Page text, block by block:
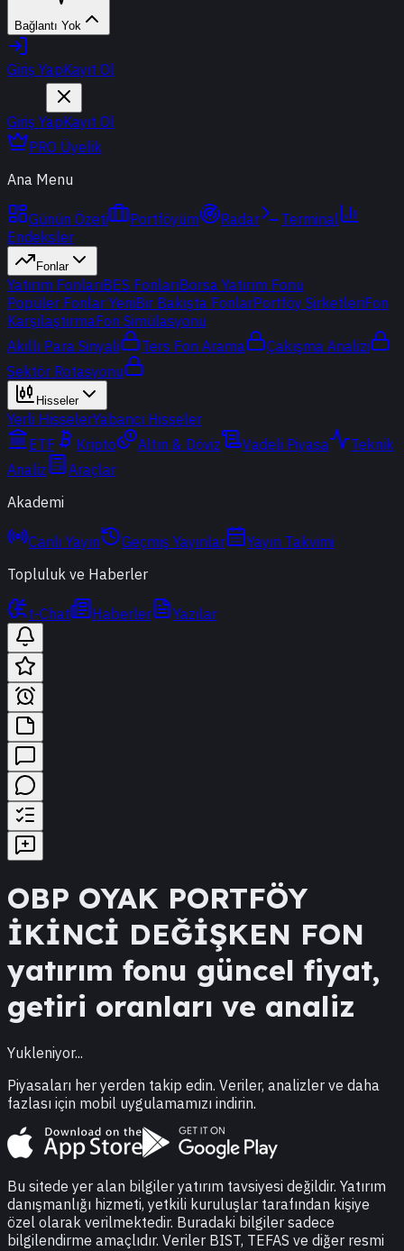
Bağlantı Yok
Giriş YapKayıt Ol
Giriş YapKayıt Ol
PRO Üyelik
Ana Menu
Günün Özeti Portföyüm Radar
Terminal
Endeksler
Fonlar
Yatırım FonlarıBES FonlarıBorsa Yatırım Fonu
Popüler Fonlar YeniBir Bakışta FonlarPortföy ŞirketleriFon
KarşılaştırmaFon Simülasyonu
Akıllı Para Sinyali
Ters Fon Arama
Çakışma Analizi
Sektör Rotasyonu
Hisseler
Yerli HisselerYabancı Hisseler
ETF
Kripto Altın & Döviz Vadeli Piyasa
Teknik
Analiz
Araçlar
Akademi
Canlı Yayın Geçmiş Yayınlar
Yayın Takvimi
Topluluk ve Haberler
t-Chat Haberler Yazılar
OBP OYAK PORTFÖY
İKİNCİ DEĞİŞKEN FON
yatırım fonu güncel fiyat,
getiri oranları ve analiz
Yukleniyor...
Piyasaları her yerden takip edin. Veriler, analizler ve daha
fazlası için mobil uygulamamızı indirin.
Bu sitede yer alan bilgiler yatırım tavsiyesi değildir. Yatırım
danışmanlığı hizmeti, yetkili kuruluşlar tarafından kişiye
özel olarak verilmektedir. Buradaki bilgiler sadece
bilgilendirme amaçlıdır. Veriler BIST, TEFAS ve diğer resmi